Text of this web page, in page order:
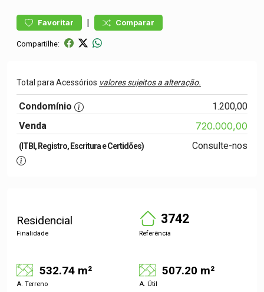
Favoritar | Comparar
Compartilhe:
Total para Acessórios valores sujeitos a alteração.
Condomínio
1.200,00
Venda
720.000,00
(ITBI, Registro, Escritura e Certidões) Consulte-nos
Residencial
Finalidade
3742
Referência
532.74 m²
A. Terreno
507.20 m²
A. Útil